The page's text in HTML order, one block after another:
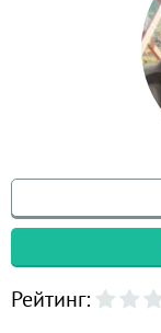
Рейтинг: